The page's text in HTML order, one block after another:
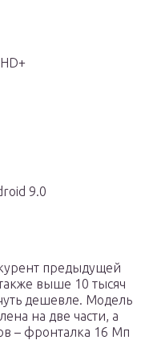
9.0
предыдущей
выше 10 тысяч
дешевле. Модель
на две части, а
– фронталка 16 Мп